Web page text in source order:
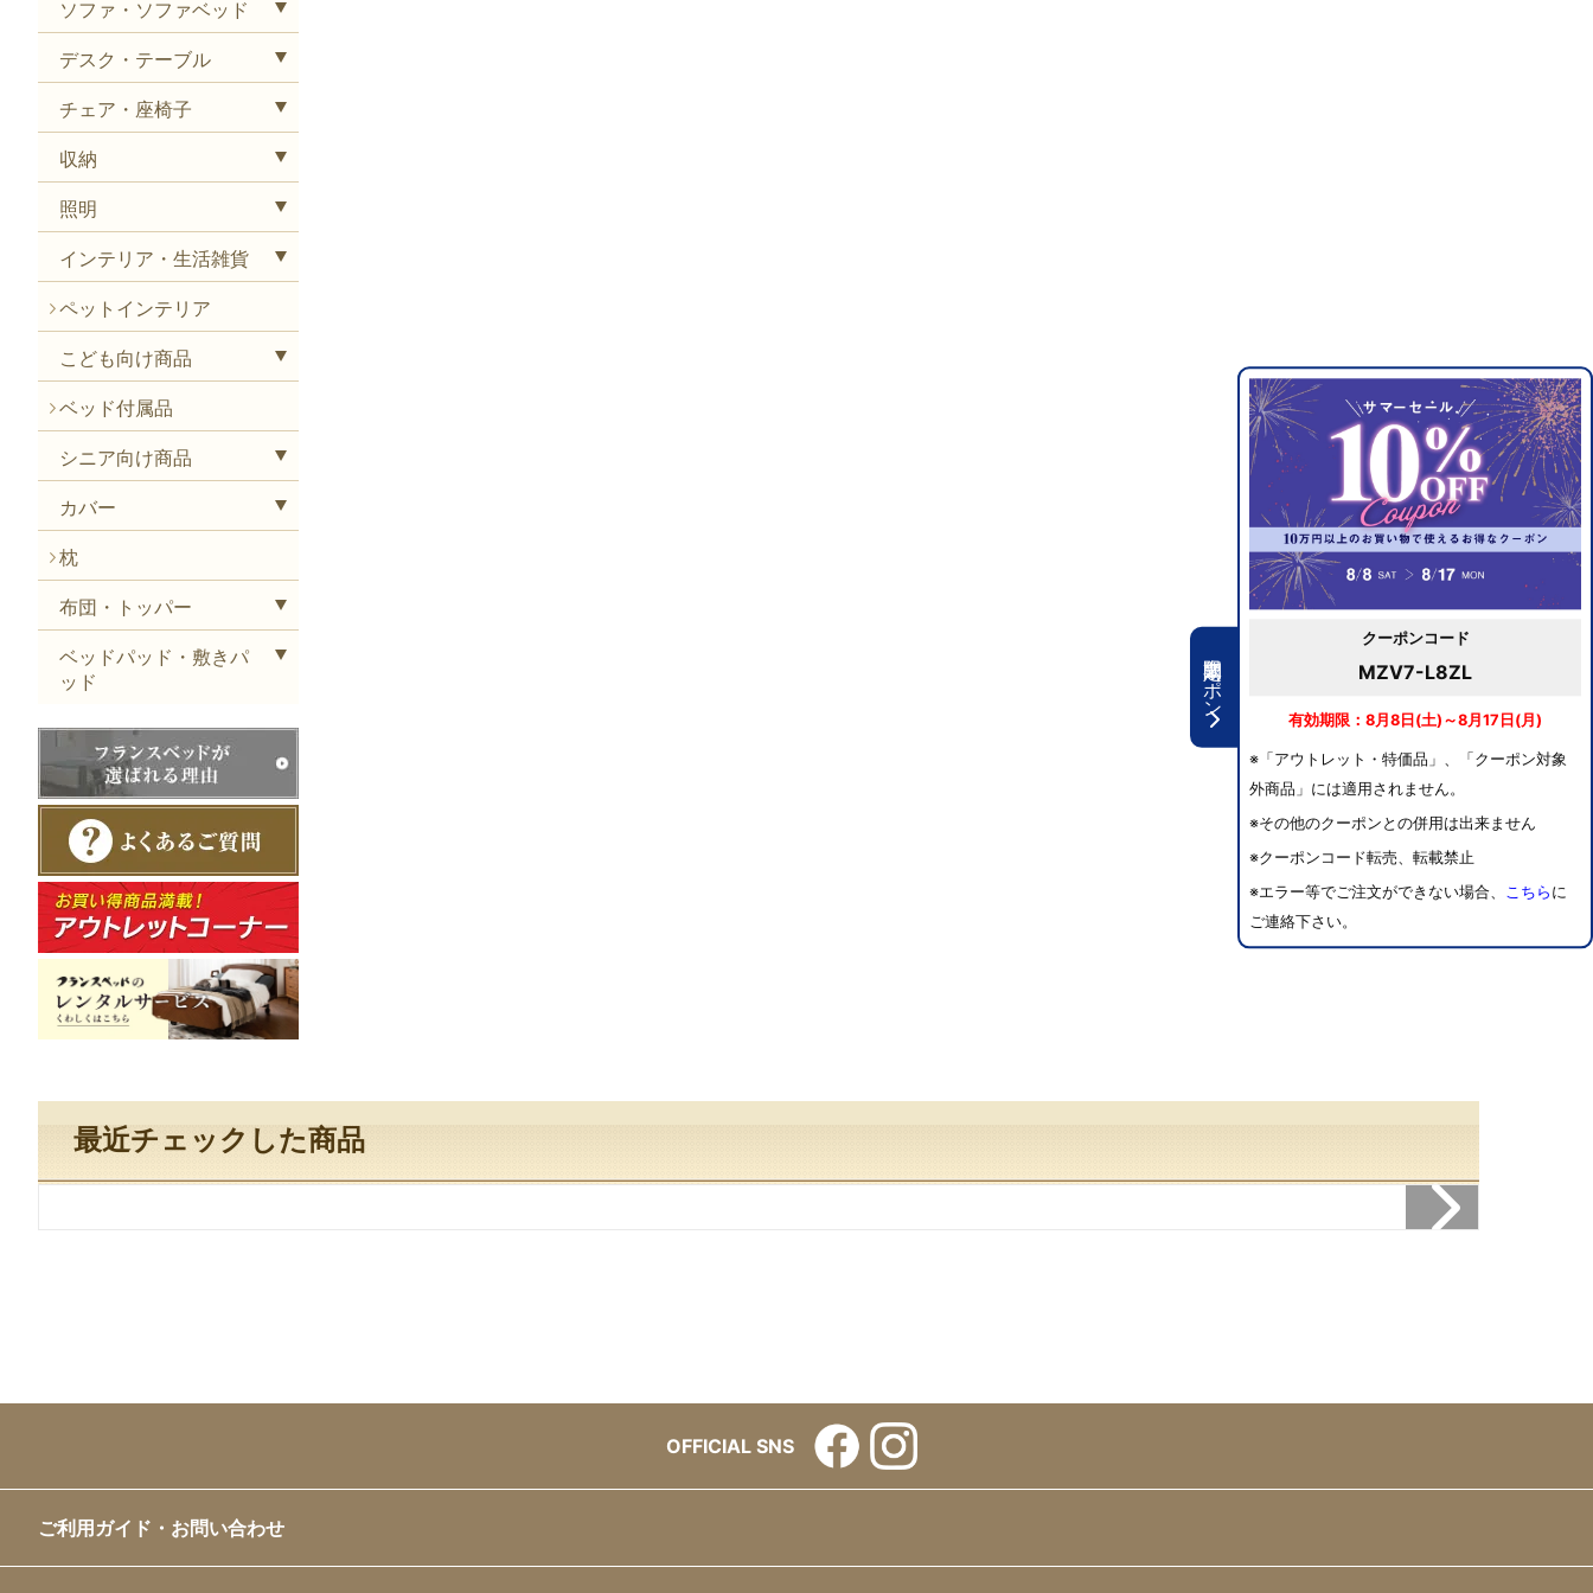
期間限定クーポン
クーポンコード
MZV7-L8ZL
有効期限：8月8日(土)～8月17日(月)
※「アウトレット・特価品」、「クーポン対象
外商品」には適用されません。
※その他のクーポンとの併用は出来ません
※クーポンコード転売、転載禁止
※エラー等でご注文ができない場合、 こちら に
ご連絡下さい。
ソファ・ソファベッド
デスク・テーブル
チェア・座椅子
収納
照明
インテリア・生活雑貨
ペットインテリア
こども向け商品
ベッド付属品
シニア向け商品
カバー
枕
布団・トッパー
ベッドパッド・敷きパ
ッド
最近チェックした商品
OFFICIAL SNS
ご利用ガイド・お問い合わせ